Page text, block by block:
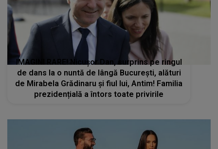
IMAGINI RARE! Nicușor Dan, surprins pe ringul
de dans la o nuntă de lângă București, alături
de Mirabela Grădinaru și fiul lui, Antim! Familia
prezidențială a întors toate privirile